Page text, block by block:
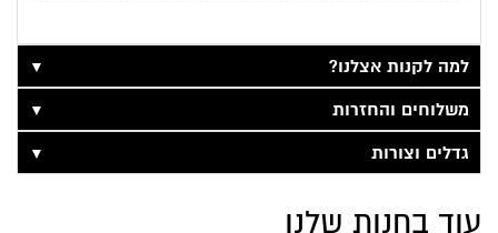
למה לקנות אצלנו?
▼
משלוחים והחזרות
▼
גדלים וצורות
▼
עוד בחנות שלנו